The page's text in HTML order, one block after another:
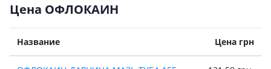
Цена ОФЛОКАИН
Название Цена грн